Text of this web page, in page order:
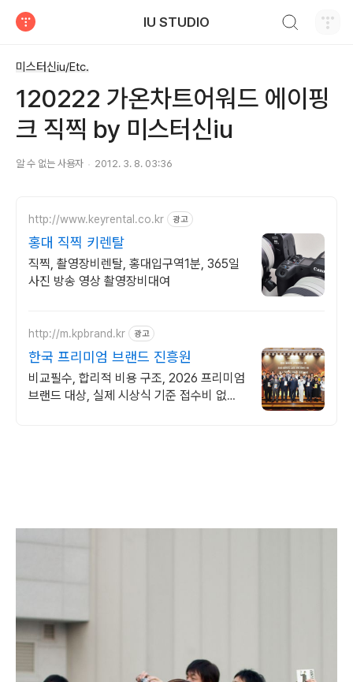
IU STUDIO
미스터신iu/Etc.
120222 가온차트어워드 에이핑
크 직찍 by 미스터신iu
알 수 없는 사용자 2012. 3. 8. 03:36
http://www.keyrental.co.kr 광고
홍대 직찍 키렌탈
직찍, 촬영장비렌탈, 홍대입구역1분, 365일
사진 방송 영상 촬영장비대여
http://m.kpbrand.kr 광고
한국 프리미엄 브랜드 진흥원
비교필수, 합리적 비용 구조, 2026 프리미엄
브랜드 대상, 실제 시상식 기준 접수비 없는